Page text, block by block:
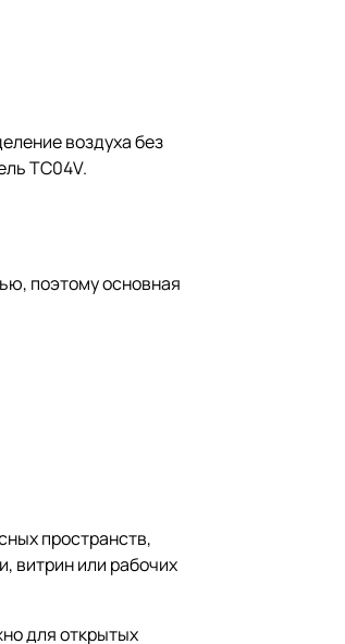
воздуха без
TC04V.
поэтому основная
пространств,
витрин или рабочих
для открытых